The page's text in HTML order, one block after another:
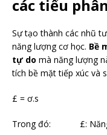
các tiểu
Sự tạo thành các nhũ
năng lượng cơ học. Bề
tự do mà năng lượng
tích bề mặt tiếp xúc và
£ = ơ.s
Trong đó: £: Năng